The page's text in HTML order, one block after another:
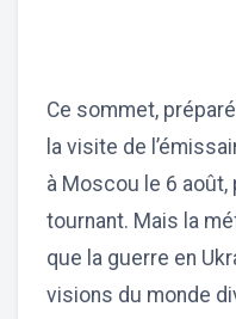
Ce sommet,
la visite de
à Moscou le 6 août,
tournant. Mais la
que la guerre en
visions du monde